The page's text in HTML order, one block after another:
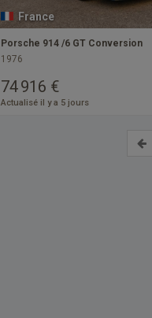
France
Porsche 914 /6 GT Conversion
1976
74 916 €
Actualisé il y a 5 jours